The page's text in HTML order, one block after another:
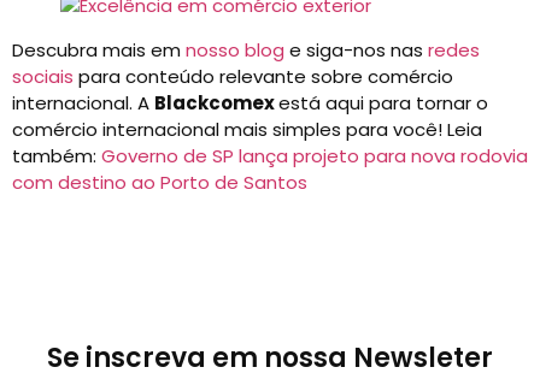
Descubra mais em nosso blog e siga-nos nas redes
sociais para conteúdo relevante sobre comércio
internacional. A Blackcomexestá aqui para tornar o
comércio internacional mais simples para você! Leia
também: Governo de SP lança projeto para nova rodovia
com destino ao Porto de Santos
Se inscreva em nossa Newsleter